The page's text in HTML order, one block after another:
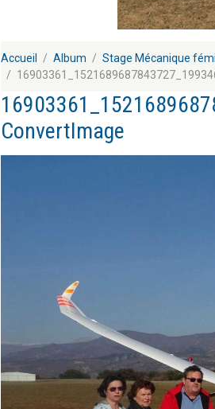
Accueil Album
Stage Mécanique
ConvertImage